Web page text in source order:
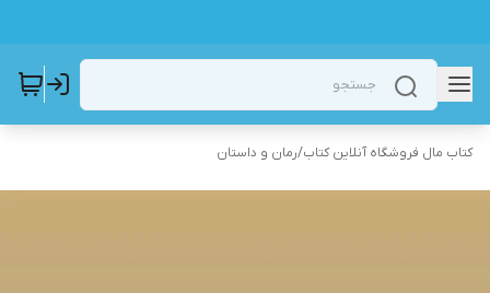
کتاب مال فروشگاه آنلاین کتاب/رمان و داستان